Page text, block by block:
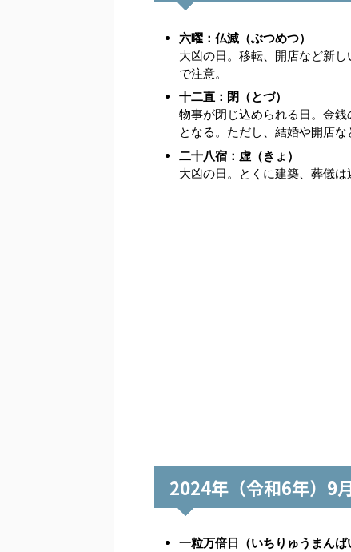
六曜：仏滅（ぶつめつ）
大凶の日。移転、開店など新
で注意。
十二直：閉（とづ）
物事が閉じ込められる日。金
となる。ただし、結婚や開店な
二十八宿：虚（きょ）
大凶の日。とくに建築、葬儀は
2024年（令和6年）9
一粒万倍日（いちりゅうまんば